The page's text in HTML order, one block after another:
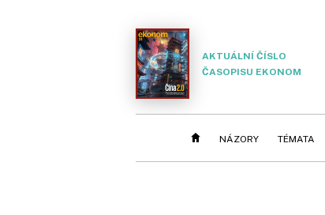
AKTUÁLNÍ ČÍSLO
ČASOPISU EKONOM
NÁZORY TÉMATA